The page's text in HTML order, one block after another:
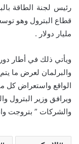
رئيس لجنة الطاقة
مليار دولار .
ويأتي ذلك في أطار
والبرلمان لعرض ما
الواقع واستعراض كل
ويرافق وزير البترول
والشركات ” بتروجت